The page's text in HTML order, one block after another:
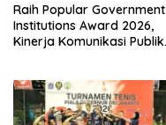
Raih Popular Government
Institutions Award 2026,
Kinerja Komunikasi Publik